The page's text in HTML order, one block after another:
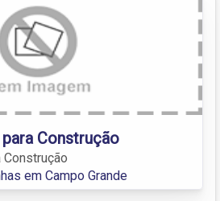
Construção
em Campo Grande